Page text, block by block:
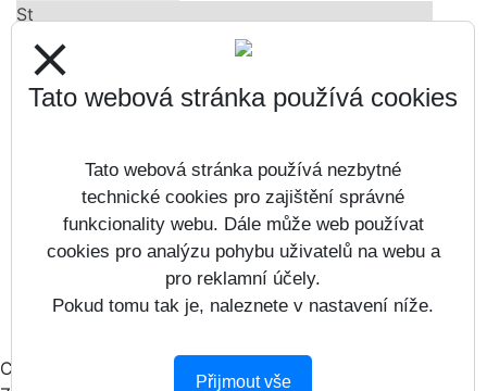
St
28.10.
Den vzniku samostatného československého státu
Út
Štědrý den
1. svátek vánoční
Copyright © 2016 - 2026
close
Tato webová stránka používá cookies
Tato webová stránka používá nezbytné
technické cookies pro zajištění správné
funkcionality webu. Dále může web používat
cookies pro analýzu pohybu uživatelů na webu a
pro reklamní účely.
Pokud tomu tak je, naleznete v nastavení níže.
Přijmout vše